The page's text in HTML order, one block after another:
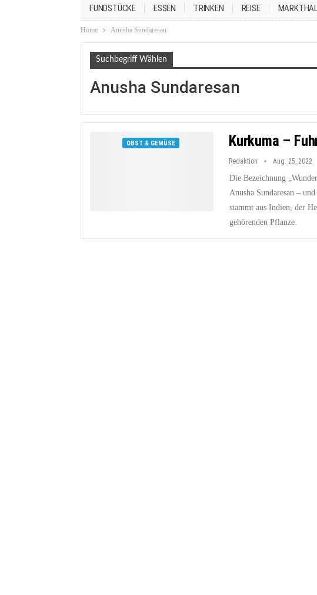
FUNDSTÜCKE ESSEN TRINKEN REISE
Home Anusha Sundaresan
Suchbegriff Wählen
Anusha Sundaresan
OBST & GEMÜSE Kurkuma –
Redaktion Aug. 25, 2022
Die Bezeichnung
Anusha Sundaresan –
stammt aus Indien, der
gehörenden Pflanze.